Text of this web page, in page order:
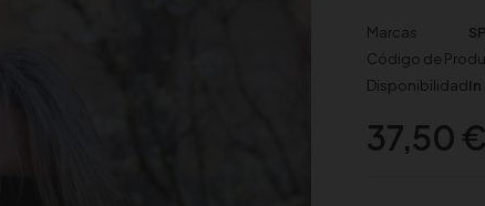
Marcas
Código de
Disponibilidad
37,50 €